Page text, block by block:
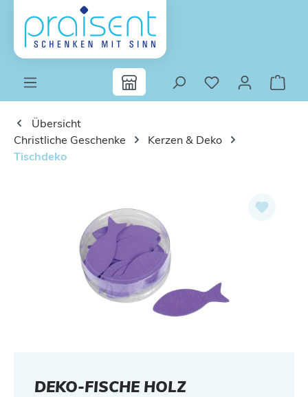
Zum Hauptinhalt springen
Übersicht
Christliche Geschenke
Kerzen & Deko
Tischdeko
DEKO-FISCHE HOLZ